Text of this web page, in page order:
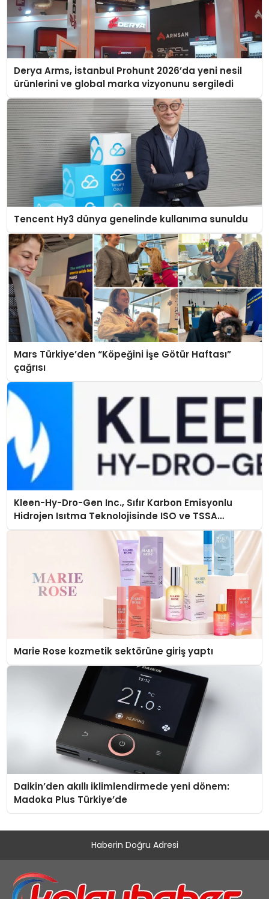
Derya Arms, İstanbul Prohunt 2026’da yeni nesil
ürünlerini ve global marka vizyonunu sergiledi
Tencent Hy3 dünya genelinde kullanıma sunuldu
Mars Türkiye’den “Köpeğini İşe Götür Haftası”
çağrısı
Kleen-Hy-Dro-Gen Inc., Sıfır Karbon Emisyonlu
Hidrojen Isıtma Teknolojisinde ISO ve TSSA
Düzenleyici Onaylarını Aldı
Marie Rose kozmetik sektörüne giriş yaptı
Daikin’den akıllı iklimlendirmede yeni dönem:
Madoka Plus Türkiye’de
Haberin Doğru Adresi